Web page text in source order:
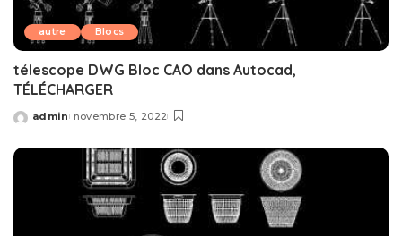
autre Blocs
télescope DWG Bloc CAO dans Autocad,
TÉLÉCHARGER
Posted
admin novembre 5, 2022